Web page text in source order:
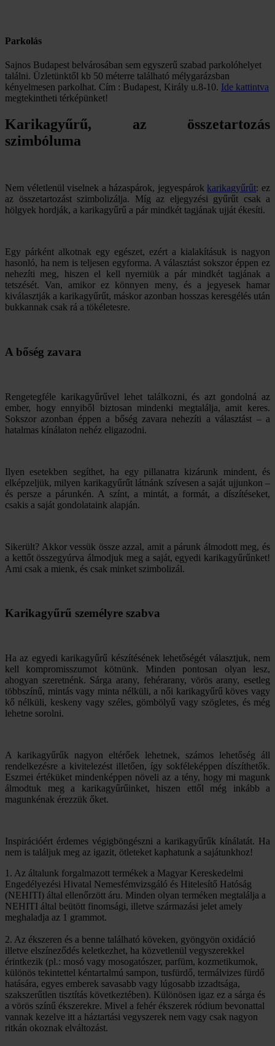
Parkolás
Sajnos Budapest belvárosában sem egyszerű szabad parkolóhelyet
találni. Üzletünktől kb 50 méterre található mélygarázsban
kényelmesen parkolhat. Cím : Budapest, Király u.8-10. Ide kattintva
megtekintheti térképünket!
Karikagyűrű, az összetartozás
szimbóluma
Nem véletlenül viselnek a házaspárok, jegyespárok karikagyűrűt: ez
az összetartozást szimbolizálja. Míg az eljegyzési gyűrűt csak a
hölgyek hordják, a karikagyűrű a pár mindkét tagjának ujját ékesíti.
Egy párként alkotnak egy egészet, ezért a kialakításuk is nagyon
hasonló, ha nem is teljesen egyforma. A választást sokszor éppen ez
nehezíti meg, hiszen el kell nyerniük a pár mindkét tagjának a
tetszését. Van, amikor ez könnyen meny, és a jegyesek hamar
kiválasztják a karikagyűrűt, máskor azonban hosszas keresgélés után
bukkannak csak rá a tökéletesre.
A bőség zavara
Rengetegféle karikagyűrűvel lehet találkozni, és azt gondolná az
ember, hogy ennyiből biztosan mindenki megtalálja, amit keres.
Sokszor azonban éppen a bőség zavara nehezíti a választást – a
hatalmas kínálaton nehéz eligazodni.
Ilyen esetekben segíthet, ha egy pillanatra kizárunk mindent, és
elképzeljük, milyen karikagyűrűt látnánk szívesen a saját ujjunkon –
és persze a párunkén. A színt, a mintát, a formát, a díszítéseket,
csakis a saját gondolataink alapján.
Sikerült? Akkor vessük össze azzal, amit a párunk álmodott meg, és
a kettőt összegyúrva álmodjuk meg a saját, egyedi karikagyűrűnket!
Ami csak a mienk, és csak minket szimbolizál.
Karikagyűrű személyre szabva
Ha az egyedi karikagyűrű készítésének lehetőségét választjuk, nem
kell kompromisszumot kötnünk. Minden pontosan olyan lesz,
ahogyan szeretnénk. Sárga arany, fehérarany, vörös arany, esetleg
többszínű, mintás vagy minta nélküli, a női karikagyűrű köves vagy
kő nélküli, keskeny vagy széles, gömbölyű vagy szögletes, és még
lehetne sorolni.
A karikagyűrűk nagyon eltérőek lehetnek, számos lehetőség áll
rendelkezésre a kivitelezést illetően, így sokféleképpen díszíthetők.
Eszmei értéküket mindenképpen növeli az a tény, hogy mi magunk
álmodtuk meg a karikagyűrűinket, hiszen ettől még inkább a
magunkénak érezzük őket.
Inspirációért érdemes végigböngészni a karikagyűrűk kínálatát. Ha
nem is találjuk meg az igazit, ötleteket kaphatunk a sajátunkhoz!
1. Az általunk forgalmazott termékek a Magyar Kereskedelmi
Engedélyezési Hivatal Nemesfémvizsgáló és Hitelesítő Hatóság
(NEHITI) által ellenőrzött áru. Minden olyan terméken megtalálja a
NEHITI által beütött finomsági, illetve származási jelet amely
meghaladja az 1 grammot.
2. Az ékszeren és a benne található köveken, gyöngyön oxidáció
illetve elszíneződés keletkezhet, ha közvetlenül vegyszerekkel
érintkezik (pl.: mosó vagy mosogatószer, parfüm, kozmetikumok,
különös tekintettel kéntartalmú sampon, tusfürdő, termálvizes fürdő
hatására, egyes emberek savasabb vagy lúgosabb izzadtsága,
szakszerűtlen tisztítás következtében). Különösen igaz ez a sárga és
a vörös színű ékszerekre. Mivel a fehér ékszerek ródium bevonattal
vannak kezelve itt a háztartási vegyszerek nem vagy csak nagyon
ritkán okoznak elváltozást.